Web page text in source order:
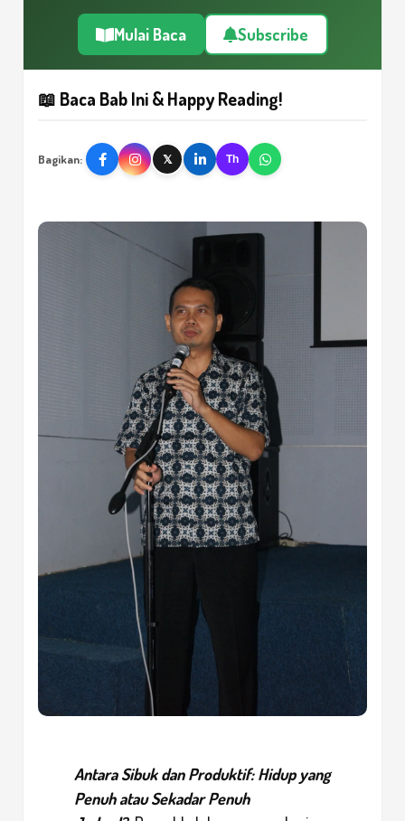
Mulai Baca Subscribe
📖 Baca Bab Ini & Happy Reading!
Bagikan: 𝕏 Th
Antara Sibuk dan Produktif: Hidup yang
Penuh atau Sekadar Penuh